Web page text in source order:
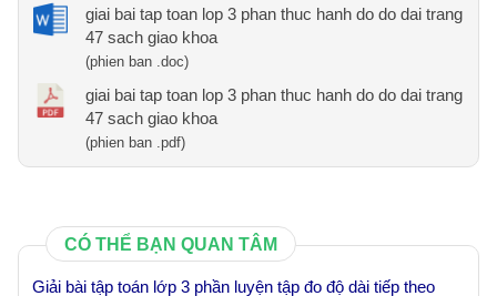
giai bai tap toan lop 3 phan thuc hanh do do dai trang
47 sach giao khoa
(phien ban .doc)
giai bai tap toan lop 3 phan thuc hanh do do dai trang
47 sach giao khoa
(phien ban .pdf)
CÓ THỂ BẠN QUAN TÂM
Giải bài tập toán lớp 3 phần luyện tập đo độ dài tiếp theo